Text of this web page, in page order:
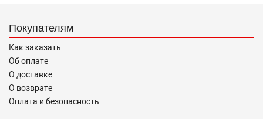
Покупателям
Как заказать
Об оплате
О доставке
О возврате
Оплата и безопасность